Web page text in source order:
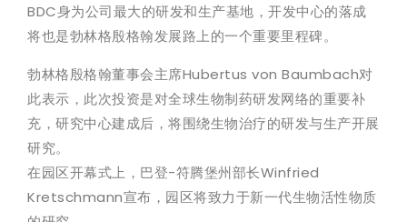
BDC身为公司最大的研发和生产基地，开发中心的落成
将也是勃林格殷格翰发展路上的一个重要里程碑。
勃林格殷格翰董事会主席Hubertus von Baumbach对
此表示，此次投资是对全球生物制药研发网络的重要补
充，研究中心建成后，将围绕生物治疗的研发与生产开展
研究。
在园区开幕式上，巴登-符腾堡州部长Winfried
Kretschmann宣布，园区将致力于新一代生物活性物质